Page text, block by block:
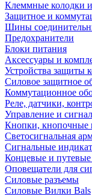
Клеммные колодки
Защитное и
Шины
Предохранители
Блоки питания
Аксессуары и
Устройства защиты
Силовое защитное
Коммутационное
Реле, датчики,
Управление и
Кнопки, кнопочные
Светосигнальная
Сигнальные
Концевые и
Оповещатели для
Силовые разъемы
Силовые Вилки Bals